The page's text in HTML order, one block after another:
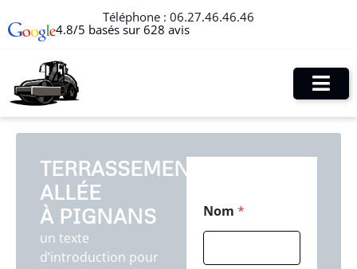
Téléphone : 06.27.46.46.46
4.8/5 basés sur 628 avis
TERRASSEMENT
ALLÉE
À PIGNANS
un texte
d’introduction pour
Nom *